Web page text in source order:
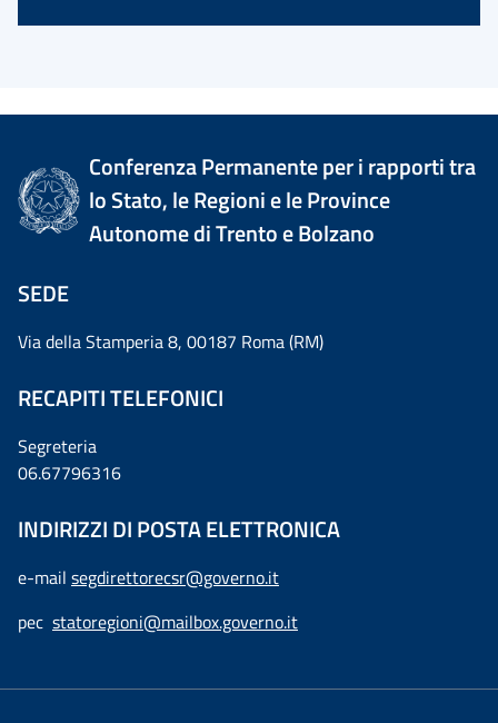
Conferenza Permanente per i rapporti tra
lo Stato, le Regioni e le Province
Autonome di Trento e Bolzano
SEDE
Via della Stamperia 8, 00187 Roma (RM)
RECAPITI TELEFONICI
Segreteria
06.67796316
INDIRIZZI DI POSTA ELETTRONICA
e-mail segdirettorecsr@governo.it
pec statoregioni@mailbox.governo.it